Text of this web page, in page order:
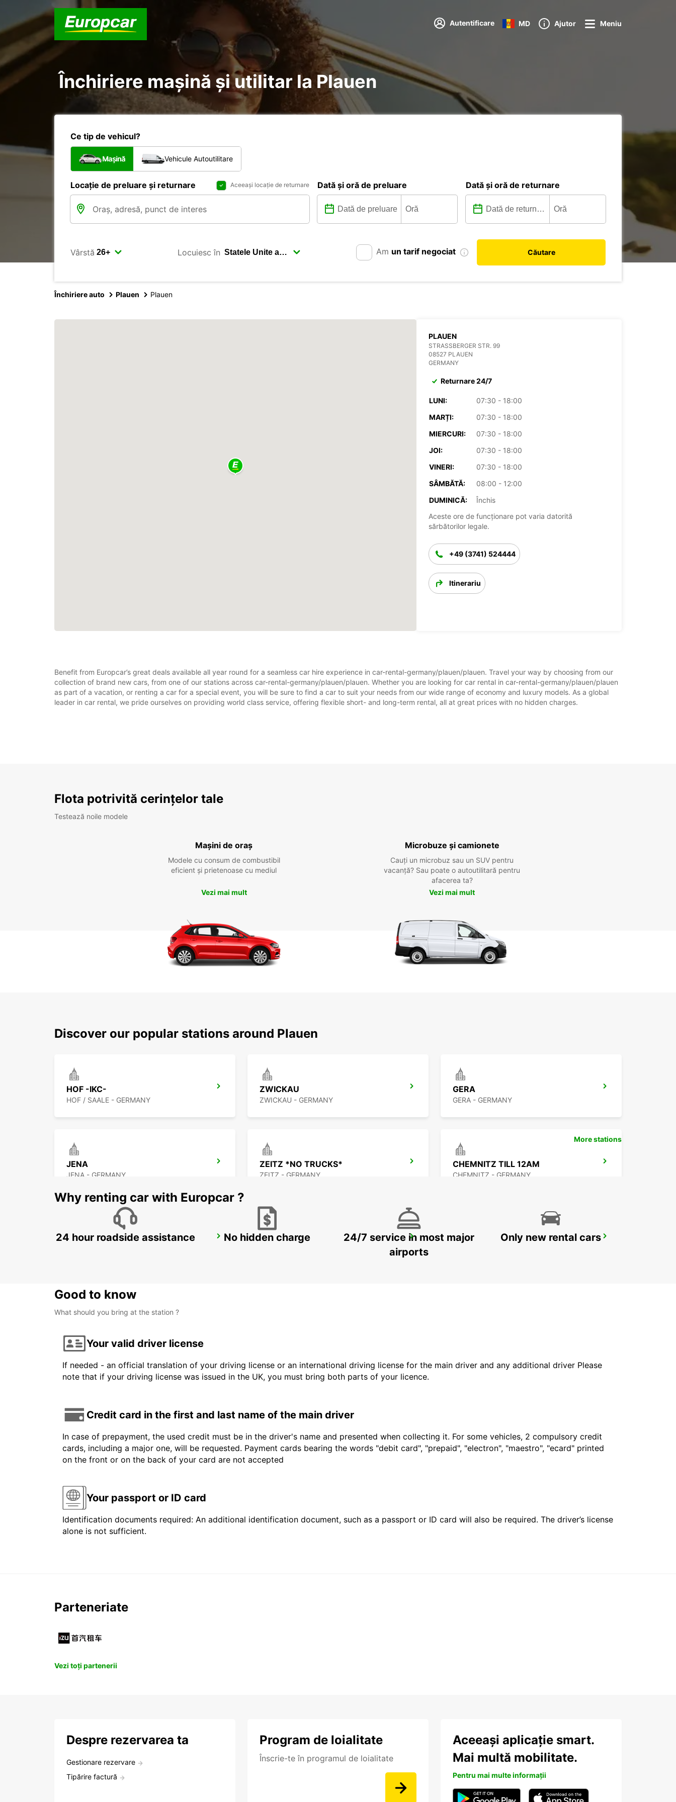
Autentificare MD Ajutor Meniu
Închiriere mașină și utilitar la Plauen
Ce tip de vehicul?
Mașină Vehicule Autoutilitare
Locație de preluare și returnare Aceeași locație de returnare Dată și oră de preluare Dată și oră de returnare
Vârstă Locuiesc în Am un tarif negociat Căutare
Închiriere auto Plauen Plauen
PLAUEN
STRASSBERGER STR. 99
08527 PLAUEN
GERMANY
Returnare 24/7
LUNI:
07:30 - 18:00
MARȚI:
07:30 - 18:00
MIERCURI:
07:30 - 18:00
JOI:
07:30 - 18:00
VINERI:
07:30 - 18:00
SÂMBĂTĂ:
08:00 - 12:00
DUMINICĂ:
Închis
Aceste ore de funcționare pot varia datorită
sărbătorilor legale.
+49 (3741) 524444
Itinerariu
Benefit from Europcar’s great deals available all year round for a seamless car hire experience in car-rental-germany/plauen/plauen. Travel your way by choosing from our
collection of brand new cars, from one of our stations across car-rental-germany/plauen/plauen. Whether you are looking for car rental in car-rental-germany/plauen/plauen
as part of a vacation, or renting a car for a special event, you will be sure to find a car to suit your needs from our wide range of economy and luxury models. As a global
leader in car rental, we pride ourselves on providing world class service, offering flexible short- and long-term rental, all at great prices with no hidden charges.
Flota potrivită cerințelor tale
Testează noile modele
Mașini de oraș
Modele cu consum de combustibil
eficient și prietenoase cu mediul
Vezi mai mult
Microbuze și camionete
Cauți un microbuz sau un SUV pentru
vacanță? Sau poate o autoutilitară pentru
afacerea ta?
Vezi mai mult
Discover our popular stations around Plauen
HOF -IKC-
HOF / SAALE - GERMANY
ZWICKAU
ZWICKAU - GERMANY
GERA
GERA - GERMANY
JENA
JENA - GERMANY
ZEITZ *NO TRUCKS*
ZEITZ - GERMANY
CHEMNITZ TILL 12AM
CHEMNITZ - GERMANY
BAYREUTH WEIDEN NO TRUCKS ERFURT
More stations
Why renting car with Europcar ?
24 hour roadside assistance No hidden charge
24/7 service in most major
airports
Only new rental cars
Good to know
What should you bring at the station ?
Your valid driver license
If needed - an official translation of your driving license or an international driving license for the main driver and any additional driver Please
note that if your driving license was issued in the UK, you must bring both parts of your licence.
Credit card in the first and last name of the main driver
In case of prepayment, the used credit must be in the driver's name and presented when collecting it. For some vehicles, 2 compulsory credit
cards, including a major one, will be requested. Payment cards bearing the words "debit card", "prepaid", "electron", "maestro", "ecard" printed
on the front or on the back of your card are not accepted
Your passport or ID card
Identification documents required: An additional identification document, such as a passport or ID card will also be required. The driver’s license
alone is not sufficient.
Parteneriate
Vezi toți partenerii
Despre rezervarea ta
Gestionare rezervare
Tipărire factură
Program de loialitate
Înscrie-te în programul de loialitate
Aceeași aplicație smart.
Mai multă mobilitate.
Pentru mai multe informații